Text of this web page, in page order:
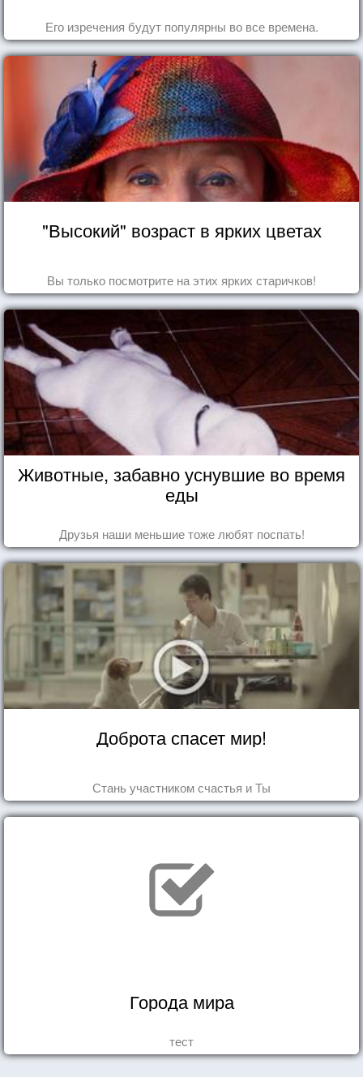
Его изречения будут популярны во все времена.
"Высокий" возраст в ярких цветах
Вы только посмотрите на этих ярких старичков!
Животные, забавно уснувшие во время
еды
Друзья наши меньшие тоже любят поспать!
Доброта спасет мир!
Стань участником счастья и Ты
Города мира
тест